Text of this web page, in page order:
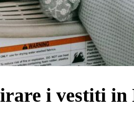
i vestiti in